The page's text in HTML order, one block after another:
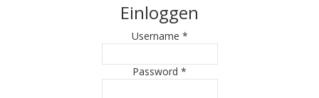
Einloggen
Username *
Password *